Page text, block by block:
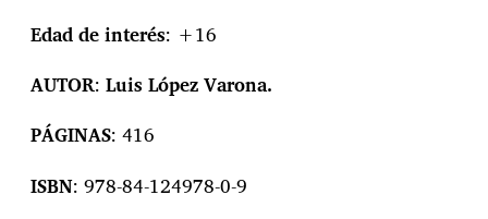
Edad de interés: +16
AUTOR: Luis López Varona.
PÁGINAS: 416
ISBN: 978-84-124978-0-9